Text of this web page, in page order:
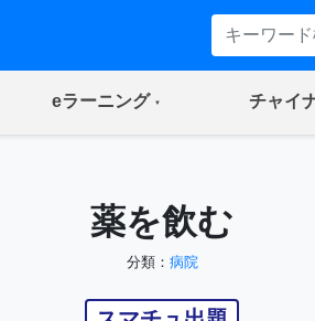
eラーニング(current) チャイ
薬を飲む
分類： 病院